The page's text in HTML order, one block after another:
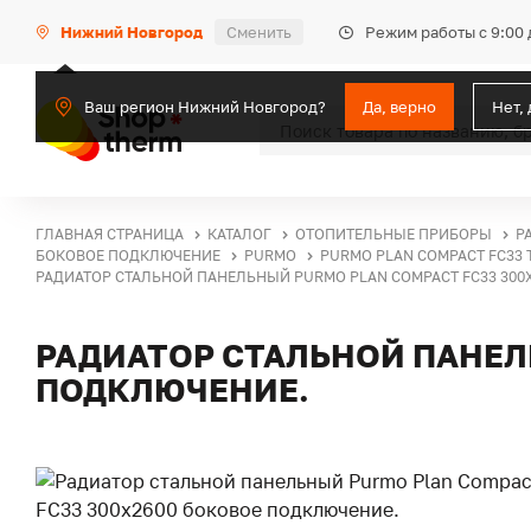
Нижний Новгород Сменить Режим работы с 9:00
Ваш регион Нижний Новгород? Да, верно Нет,
ГЛАВНАЯ СТРАНИЦА КАТАЛОГ ОТОПИТЕЛЬНЫЕ ПРИБОРЫ
БОКОВОЕ ПОДКЛЮЧЕНИЕ
PURMO PURMO PLAN COMPACT FC33
РАДИАТОР СТАЛЬНОЙ ПАНЕЛЬНЫЙ PURMO PLAN COMPACT FC33
РАДИАТОР СТАЛЬНОЙ
ПОДКЛЮЧЕНИЕ.